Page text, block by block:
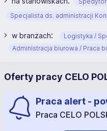
Specjalista ds. administracji
w branżach:
Logistyka /
Administracja biurowa / Praca
Oferty pracy CELO
Praca alert -
Praca CELO